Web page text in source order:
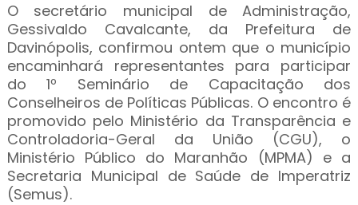
O secretário municipal de Administração,
Gessivaldo Cavalcante, da Prefeitura de
Davinópolis, confirmou ontem que o município
encaminhará representantes para participar
do 1º Seminário de Capacitação dos
Conselheiros de Políticas Públicas. O encontro é
promovido pelo Ministério da Transparência e
Controladoria-Geral da União (CGU), o
Ministério Público do Maranhão (MPMA) e a
Secretaria Municipal de Saúde de Imperatriz
(Semus).